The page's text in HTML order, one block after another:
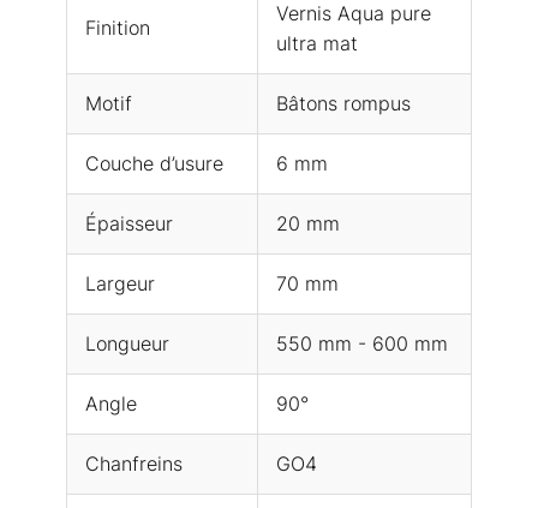
Finition
Vernis Aqua pure
ultra mat
Motif Bâtons rompus
Couche d’usure 6 mm
Épaisseur 20 mm
Largeur 70 mm
Longueur 550 mm - 600 mm
Angle 90°
Chanfreins GO4